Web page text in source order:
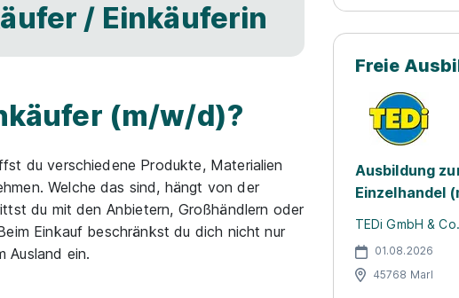
/ Einkäuferin
(m/w/d)?
du verschiedene Produkte, Materialien
Welche das sind, hängt von der
du mit den Anbietern, Großhändlern oder
Einkauf beschränkst du dich nicht nur
Ausland ein.
Freie
Ausbildung
Einzelhandel
TEDi GmbH &
01.08.2026
45768 Marl